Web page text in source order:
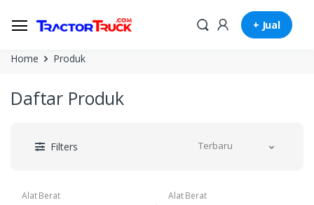
+ Jual
Home Produk
Daftar Produk
Filters Terbaru
Alat Berat
Alat Berat